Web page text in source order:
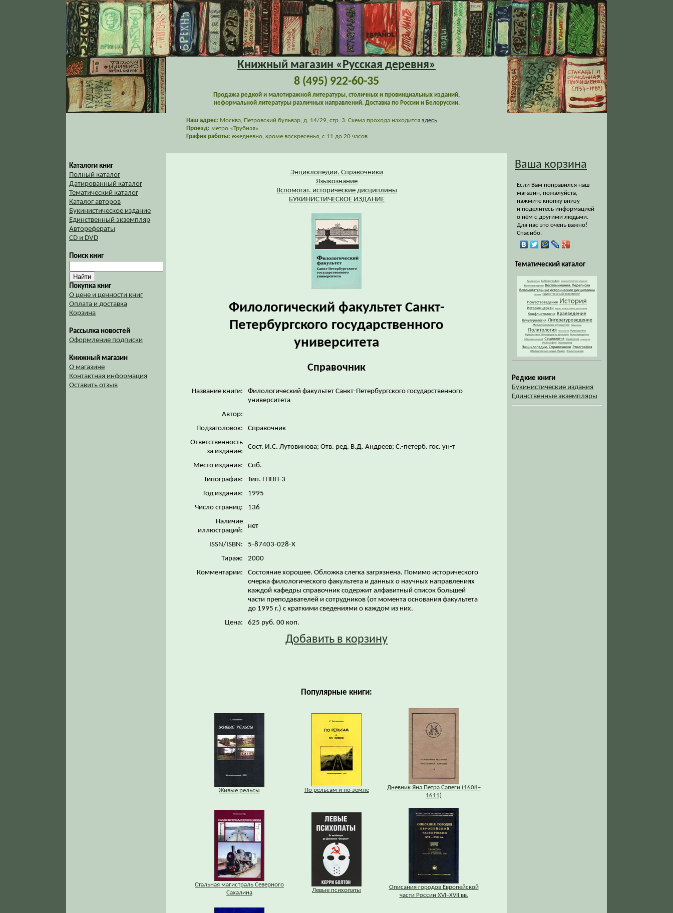
Книжный магазин «Русская деревня»
8 (495) 922-60-35
Продажа редкой и малотиражной литературы, столичных и провинциальных изданий,
неформальной литературы различных направлений. Доставка по России и Белоруссии.
Наш адрес: Москва, Петровский бульвар, д. 14/29, стр. 3. Схема прохода находится здесь.
Проезд: метро «Трубная»
График работы: ежедневно, кроме воскресенья, с 11 до 20 часов
Каталоги книг
Полный каталог
Датированный каталог
Тематический каталог
Каталог авторов
Букинистическое издание
Единственный экземпляр
Авторефераты
CD и DVD
Поиск книг
Покупка книг
О цене и ценности книг
Оплата и доставка
Корзина
Рассылка новостей
Оформление подписки
Книжный магазин
О магазине
Контактная информация
Оставить отзыв
Энциклопедии. Справочники
Языкознание
Вспомогат. исторические дисциплины
БУКИНИСТИЧЕСКОЕ ИЗДАНИЕ
Филологический факультет Санкт-
Петербургского государственного
университета
Справочник
Название книги:
Филологический факультет Санкт-Петербургского государственного
университета
Автор:
Подзаголовок:
Справочник
Ответственность
за издание:
Сост. И.С. Лутовинова; Отв. ред. В.Д. Андреев; С.-петерб. гос. ун-т
Место издания:
Спб.
Типография:
Тип. ГППП-3
Год издания:
1995
Число страниц:
136
Наличие
иллюстраций:
нет
ISSN/ISBN:
5-87403-028-X
Тираж:
2000
Комментарии:
Состояние хорошее. Обложка слегка загрязнена. Помимо исторического
очерка филологического факультета и данных о научных направлениях
каждой кафедры справочник содержит алфавитный список большей
части преподавателей и сотрудников (от момента основания факультета
до 1995 г.) с краткими сведениями о каждом из них.
Цена:
625 руб. 00 коп.
Добавить в корзину
Популярные книги:
Живые рельсы По рельсам и по земле
Дневник Яна Петра Сапеги (1608–
1611)
Стальная магистраль Северного
Сахалина
Левые психопаты
Описания городов Европейской
части России XVI–XVII вв.
Ваша корзина
Если Вам понравился наш
магазин, пожалуйста,
нажмите кнопку внизу
и поделитесь информацией
о нём с другими людьми.
Для нас это очень важно!
Спасибо.
Тематический каталог
Редкие книги
Букинистические издания
Единственные экземпляры